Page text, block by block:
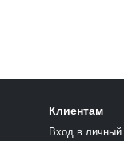
Клиентам
Вход в личный